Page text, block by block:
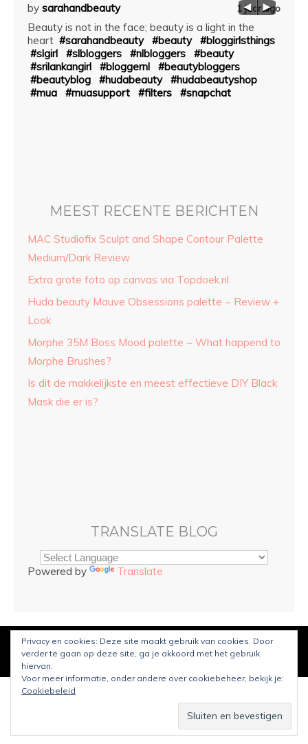
by sarahandbeauty 1 jaar ago
Beauty is not in the face; beauty is a light in the
heart #sarahandbeauty #beauty
#bloggirlsthings
#slgirl
#slbloggers #nlbloggers
#beauty
#srilankangirl
#bloggernl
#beautybloggers
#beautyblog
#hudabeauty
#hudabeautyshop
#mua
#muasupport #filters #snapchat
MEEST RECENTE BERICHTEN
MAC Studiofix Sculpt and Shape Contour Palette
Medium/Dark Review
Extra grote foto op canvas via Topdoek.nl
Huda beauty Mauve Obsessions palette ~ Review +
Look
Morphe 35M Boss Mood palette ~ What happend to
Morphe Brushes?
Is dit de makkelijkste en meest effectieve DIY Black
Mask die er is?
TRANSLATE BLOG
Powered by Translate
© CopyrightSarah and Beauty2021. Mogelijk gemaakt door
WordPress.Ontworpen door Bluchic
Privacy en cookies: Deze site maakt gebruik van cookies. Door
verder te gaan op deze site, ga je akkoord met het gebruik
hiervan.
Voor meer informatie, onder andere over cookiebeheer, bekijk je:
Cookiebeleid